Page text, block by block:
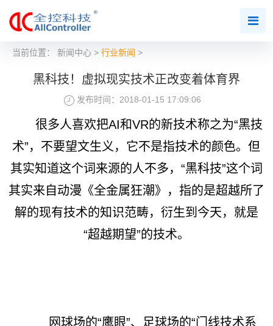
当前位置： 新闻中心> 行业新闻 >
黑科技！虚拟现实技术正改变着体育界
发布时间：2018-01-15 17:09:06
很多人喜欢把AI和VR的新技术称之为“黑技
术”，不要望文生义，它不是指技术的颜色。但
其实知道这个词来源的人不多，“黑科技”这个词
其实来自动漫《全金属狂潮》，指的是超越所了
解的现有技术的知识范畴，衍生到今天，就是
“超越期望”的技术。
网球场的“鹰眼”、足球场的“门线技术系